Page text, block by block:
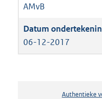
AMvB
06-12-2017
Authentieke